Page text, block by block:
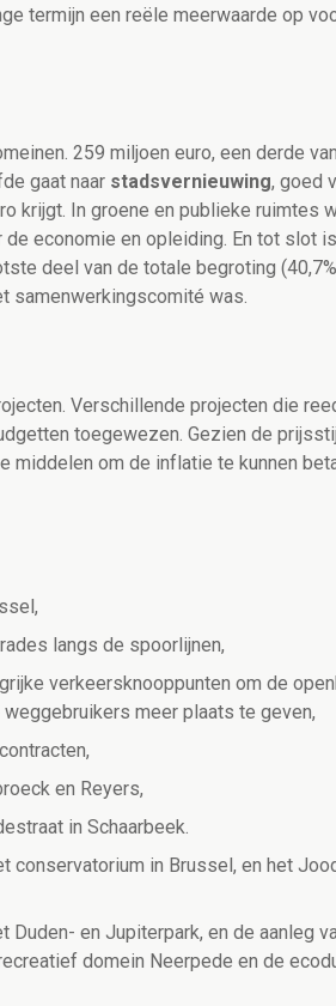
termijn een reële meerwaarde op
259 miljoen euro, een derde
gaat naar stadsvernieuwing, goed
krijgt. In groene en publieke ruimtes
economie en opleiding. En tot slot
deel van de totale begroting
samenwerkingscomité was.
Verschillende projecten die
toegewezen. Gezien de
middelen om de inflatie te kunnen
langs de spoorlijnen,
verkeersknooppunten om de
meer plaats te geven,
en Reyers,
in Schaarbeek.
conservatorium in Brussel, en het
Duden- en Jupiterpark, en de aanleg
domein Neerpede en de